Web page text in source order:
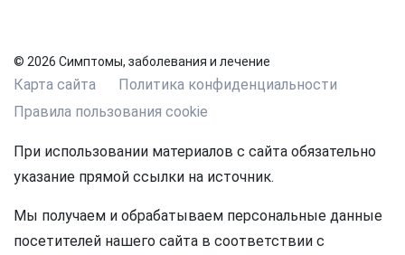
© 2026 Симптомы, заболевания и лечение
Карта сайта
Политика конфиденциальности
Правила пользования cookie
При использовании материалов с сайта обязательно
указание прямой ссылки на источник.
Мы получаем и обрабатываем персональные данные
посетителей нашего сайта в соответствии с